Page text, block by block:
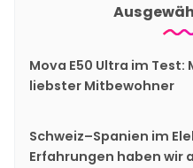
Mova E50 Ultra im Test:
liebster Mitbewohner
Schweiz–Spanien im
Erfahrungen haben wir